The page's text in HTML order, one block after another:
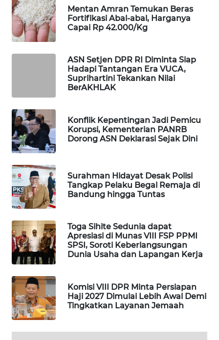
Mentan Amran Temukan Beras
Fortifikasi Abal-abal, Harganya
Capai Rp 42.000/Kg
ASN Setjen DPR RI Diminta Siap
Hadapi Tantangan Era VUCA,
Suprihartini Tekankan Nilai
BerAKHLAK
Konflik Kepentingan Jadi Pemicu
Korupsi, Kementerian PANRB
Dorong ASN Deklarasi Sejak Dini
Surahman Hidayat Desak Polisi
Tangkap Pelaku Begal Remaja di
Bandung hingga Tuntas
Toga Sihite Sedunia dapat
Apresiasi di Munas VIII FSP PPMI
SPSI, Soroti Keberlangsungan
Dunia Usaha dan Lapangan Kerja
Komisi VIII DPR Minta Persiapan
Haji 2027 Dimulai Lebih Awal Demi
Tingkatkan Layanan Jemaah
WAHANA
LISTRIK
WAHANA
WAHANANEWS
ID
WAHANANEWS
WAHANANEWS
NET
WAHANA
SPORT
WAHANA
WAHANA
SELEB
WAHANA